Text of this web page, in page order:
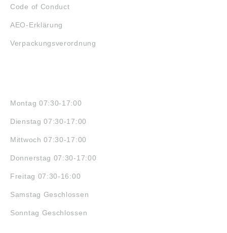
Code of Conduct
AEO-Erklärung
Verpackungsverordnung
Montag 07:30-17:00
Dienstag 07:30-17:00
Mittwoch 07:30-17:00
Donnerstag 07:30-17:00
Freitag 07:30-16:00
Samstag Geschlossen
Sonntag Geschlossen